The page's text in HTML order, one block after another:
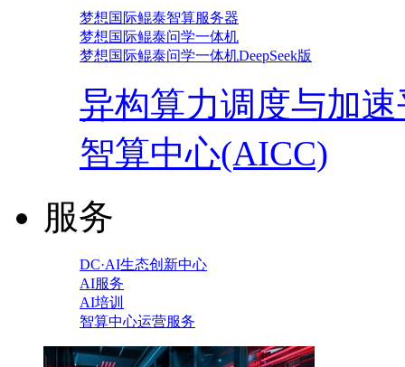
梦想国际鲲泰智算服务器
梦想国际鲲泰问学一体机
梦想国际鲲泰问学一体机DeepSeek版
异构算力调度与加
智算中心(AICC)
服务
DC·AI生态创新中心
AI服务
AI培训
智算中心运营服务